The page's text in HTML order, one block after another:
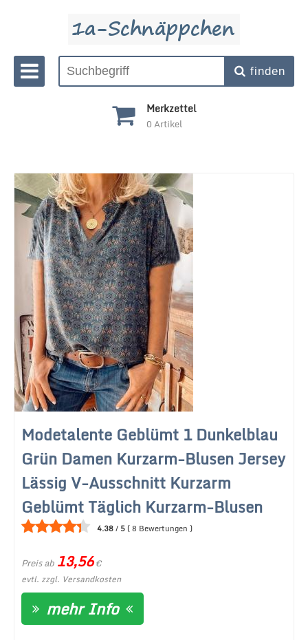
finden
Merkzettel
0Artikel
Modetalente Geblümt 1 Dunkelblau
Grün Damen Kurzarm-Blusen Jersey
Lässig V-Ausschnitt Kurzarm
Geblümt Täglich Kurzarm-Blusen
4.38/ 5 (8 Bewertungen )
Preis ab 13,56€
evtl. zzgl. Versandkosten
mehr Info